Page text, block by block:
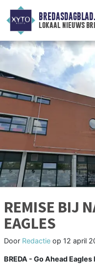
lokaal nieuws
REMISE BIJ
EAGLES
Door Redactie op 12 april
BREDA - Go Ahead